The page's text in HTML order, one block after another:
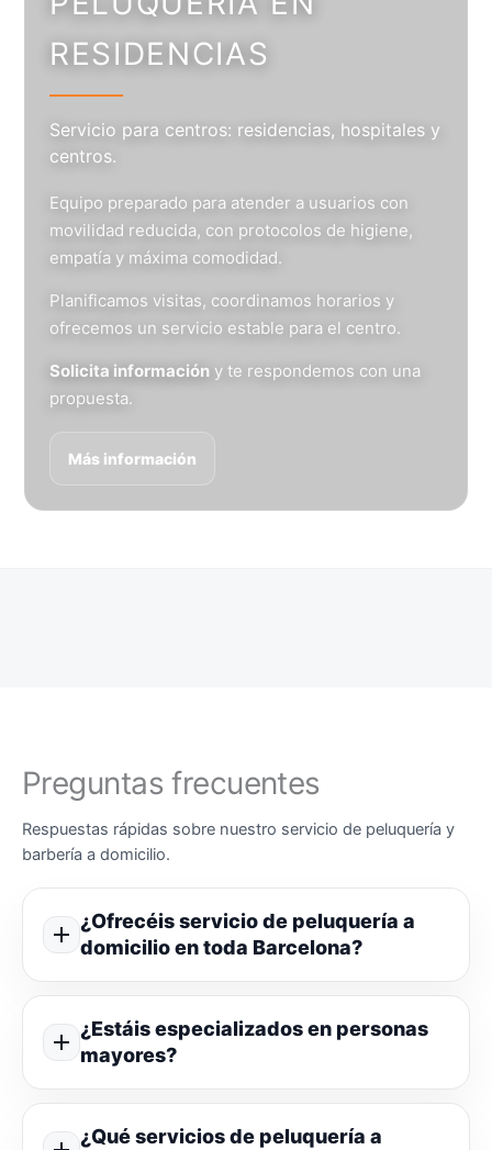
RESIDENCIAS
Servicio para centros: residencias, hospitales y
centros.
Equipo preparado para atender a usuarios con
movilidad reducida, con protocolos de higiene,
empatía y máxima comodidad.
Planificamos visitas, coordinamos horarios y
ofrecemos un servicio estable para el centro.
Solicita información y te respondemos con una
propuesta.
Más información
Preguntas frecuentes
Respuestas rápidas sobre nuestro servicio de peluquería y
barbería a domicilio.
¿Ofrecéis servicio de peluquería a
domicilio en toda Barcelona?
¿Estáis especializados en personas
mayores?
¿Qué servicios de peluquería a